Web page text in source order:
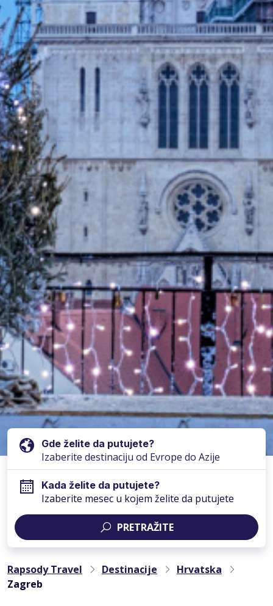
Gde želite da putujete?
Kada želite da putujete?
Izaberite mesec u kojem želite da putujete
PRETRAŽITE
Rapsody Travel Destinacije
Hrvatska
Zagreb